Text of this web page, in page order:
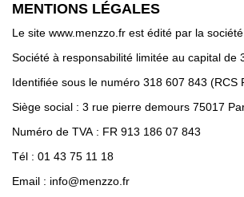
MENTIONS LÉGALES
Le site www.menzzo.fr est édité par la société
Société à responsabilité limitée au capital de
Identifiée sous le numéro 318 607 843 (RCS
Siège social : 3 rue pierre demours 75017
Numéro de TVA : FR 913 186 07 843
Tél : 01 43 75 11 18
Email : info@menzzo.fr